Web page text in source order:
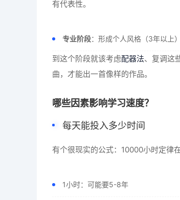
有代表性。
专业阶段：形成个人风格（3年以上）
到这个阶段就该考虑配器法、复调这
曲，才能出一首像样的作品。
哪些因素影响学习速度？
每天能投入多少时间
有个很现实的公式：10000小时定律
1小时：可能要5-8年